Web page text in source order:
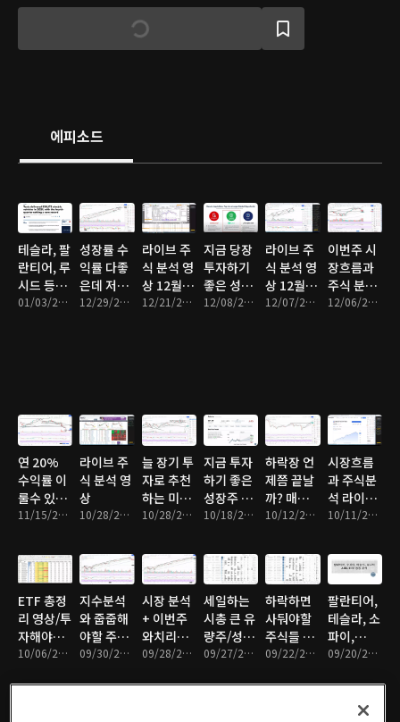
제공자 개인의 의견으로 개별 종목(투자 상품)에 대한 권유나 매수 및 매
도 추천의 의도가 없습니다. 온디맨드코리아는 이를 근거로 행해진 주식
거래(투자)에 대해 책임이 없으며, 어떠한 경우에도 투자 결과에 대한 법
에피소드
테슬라, 팔
란티어, 루
시드 등등
분석
01/03/2022 • 9분
성장률 수
익률 다좋
은데 저평
가된 주식
12/29/2021 • 11분
라이브 주
식 분석 영
상 12월 셋
째 주
12/21/2021 • 58분
지금 당장
투자하기
좋은 성장
주는?
12/08/2021 • 11분
라이브 주
식 분석 영
상 12월 첫
째 주
12/07/2021 • 57분
이번주 시
장흐름과
주식 분석
영상
12/06/2021 • 59분
연 20%
수익률 이
룰수 있는
투자법 11/15/2021 • 9분
라이브 주
식 분석 영
상
10/28/2021 • 2시간 1분
늘 장기 투
자로 추천
하는 미국
주식/지식
10/28/2021 • 10분
지금 투자
하기 좋은
성장주 3
개!
10/18/2021 • 11분
하락장 언
제쯤 끝날
까? 매수
해야할 주
10/12/2021 • 10분
시장흐름
과 주식분
석 라이브
영상!
10/11/2021 • 1시간 45분
ETF 총정
리 영상/투
자해야할
ETF는?10/06/2021 • 10분
지수분석
와 줍줍해
야할 주식
리스트 09/30/2021 • 11분
시장 분석
+ 이번주
와치리스
트!
09/28/2021 • 10분
세일하는
시총 큰 유
량주/성장
주!
09/27/2021 • 9분
하락하면
사둬야할
주식들 총
정리
09/22/2021 • 9분
팔란티어,
테슬라, 소
파이,
ARKK 09/20/2021 • 10분